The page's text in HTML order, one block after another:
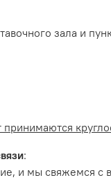
зала и
принимаются
:
и мы свяжемся с